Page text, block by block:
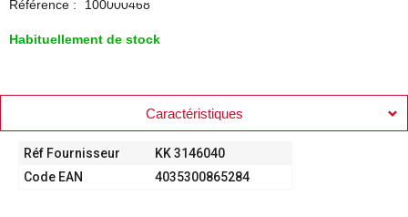
Référence : 100000468
Habituellement de stock
Caractéristiques
Réf Fournisseur
KK 3146040
Code EAN
4035300865284